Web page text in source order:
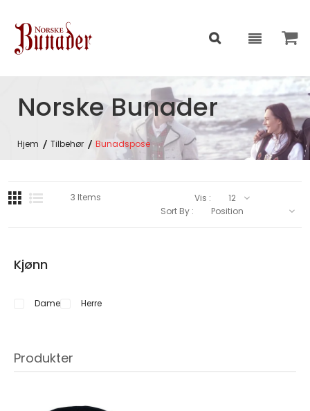
Norske Bunader
Hjem Tilbehør Bunadspose
Kjønn
Dame Herre
Produkter
3 Items
Vis :
Sort By :